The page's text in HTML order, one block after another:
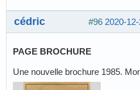
#96 2020-
cédric
PAGE BROCHURE
Une nouvelle brochure 1985.